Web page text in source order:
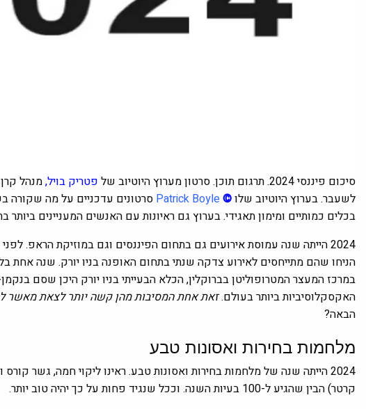
סיכום פיננסי 2024. תרגום תוכן. סרטון מערוץ היוטיוב של פטריק בויל,מנהל
לשעבר. בערוץ היוטיוב שלו©
Patrick Boyle סרטונים עדכניים על מה שקורה
בכלים כמותיים ומימון תאגידי. בערוץ גם ראיונות עם האנשים המעניינים ביותר
2024 הייתה שנה עמוסת אירועים גם בתחום הפיננסים וגם במוזיקת ​​הראפ. לפני שנה בלבד כשאנשים הזכירו את Met היי טק Gala
הניחו שהם מתייחסים לאירוע צדקה שנתי בתחום האופנה בניו יורק. שנה
במרכז המעצר המטרופוליטן בברוקלין, הכלא הבעייתי בניו יורק היכן שסם
האקסקלוסיביות ביותר בעולם.זאת אחת המסיבות מהן קשה יותר לצאת מאשר
הבאה?
מלחמות בחירות ואסונות טבע
2024 הייתה שנה של מלחמות בחירות ואסונות טבע. ראינו ליקוי חמה, גשר
קרטר) הבין שהגיע ל-100 בעיות השנה. וככל שנגיד פחות על כך יהיה טוב יותר.